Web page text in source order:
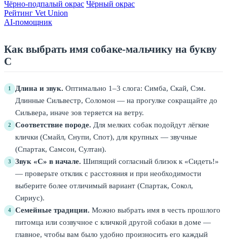
Чёрно-подпалый окрас Чёрный окрас
Рейтинг Vet Union
AI-помощник
Как выбрать имя собаке-мальчику на букву
С
1 Длина и звук. Оптимально 1–3 слога: Симба, Скай, Сэм.
Длинные Сильвестр, Соломон — на прогулке сокращайте до
Сильвера, иначе зов теряется на ветру.
2 Соответствие породе. Для мелких собак подойдут лёгкие
клички (Смайл, Снупи, Спот), для крупных — звучные
(Спартак, Самсон, Султан).
3 Звук «С» в начале. Шипящий согласный близок к «Сидеть!»
— проверьте отклик с расстояния и при необходимости
выберите более отличимый вариант (Спартак, Сокол,
Сириус).
4 Семейные традиции. Можно выбрать имя в честь прошлого
питомца или созвучное с кличкой другой собаки в доме —
главное, чтобы вам было удобно произносить его каждый